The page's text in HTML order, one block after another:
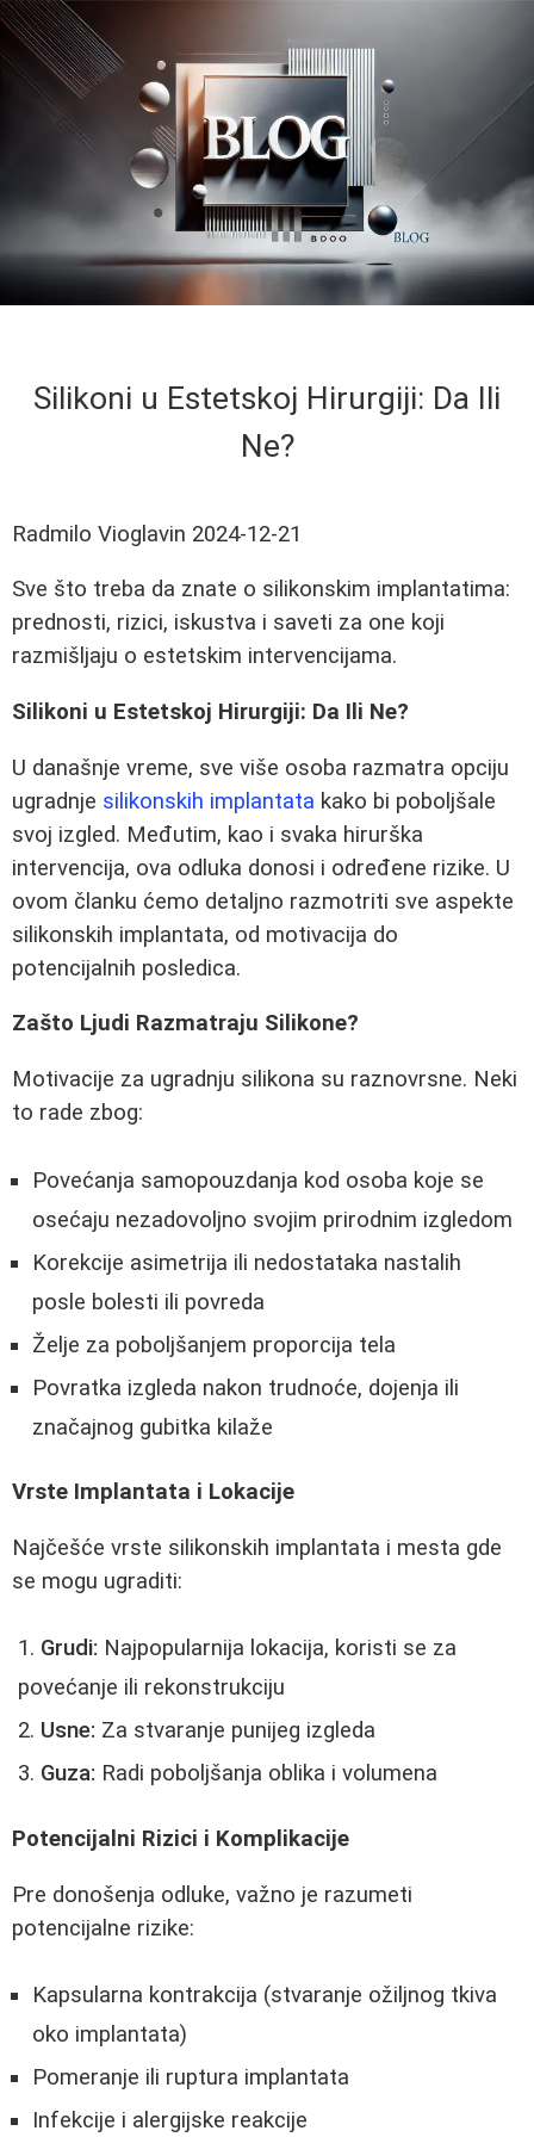
Silikoni u Estetskoj Hirurgiji: Da Ili
Ne?
Radmilo Vioglavin 2024-12-21
Sve što treba da znate o silikonskim implantatima:
prednosti, rizici, iskustva i saveti za one koji
razmišljaju o estetskim intervencijama.
Silikoni u Estetskoj Hirurgiji: Da Ili Ne?
U današnje vreme, sve više osoba razmatra opciju
ugradnje silikonskih implantata kako bi poboljšale
svoj izgled. Međutim, kao i svaka hirurška
intervencija, ova odluka donosi i određene rizike. U
ovom članku ćemo detaljno razmotriti sve aspekte
silikonskih implantata, od motivacija do
potencijalnih posledica.
Zašto Ljudi Razmatraju Silikone?
Motivacije za ugradnju silikona su raznovrsne. Neki
to rade zbog:
Povećanja samopouzdanja kod osoba koje se
osećaju nezadovoljno svojim prirodnim izgledom
Korekcije asimetrija ili nedostataka nastalih
posle bolesti ili povreda
Želje za poboljšanjem proporcija tela
Povratka izgleda nakon trudnoće, dojenja ili
značajnog gubitka kilaže
Vrste Implantata i Lokacije
Najčešće vrste silikonskih implantata i mesta gde
se mogu ugraditi:
Grudi: Najpopularnija lokacija, koristi se za
povećanje ili rekonstrukciju
Usne: Za stvaranje punijeg izgleda
Guza: Radi poboljšanja oblika i volumena
Potencijalni Rizici i Komplikacije
Pre donošenja odluke, važno je razumeti
potencijalne rizike:
Kapsularna kontrakcija (stvaranje ožiljnog tkiva
oko implantata)
Pomeranje ili ruptura implantata
Infekcije i alergijske reakcije